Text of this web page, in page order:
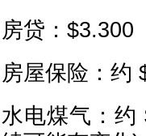
房贷：$3.300
房屋保险：约
水电煤气：约